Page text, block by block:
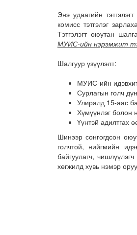
Энэ удаагийн
комисс тэтгэлэг
Тэтгэлэгт оюутан
МУИС-ийн нэрэмжит
Шалгуур үзүүлэлт:
МУИС-ийн
Сурлагын голч
Улиралд 15-аас
Хүмүүнлэг болон
Үүнтэй адилтгах
Шинээр сонгогдсон
голчтой, нийгмийн
байгуулагч,
хөгжилд хувь нэмэр